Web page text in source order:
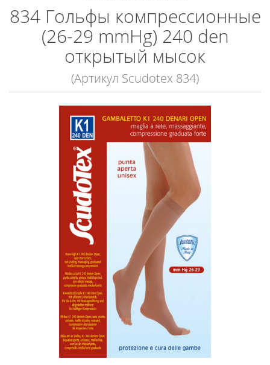
834 Гольфы компрессионные
(26-29 mmHg) 240 den
открытый мысок
(Артикул Scudotex 834)